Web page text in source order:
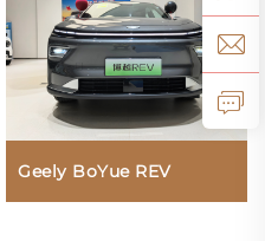
Geely BoYue REV